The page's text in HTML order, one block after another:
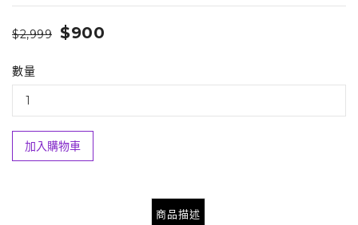
$2,999 $900
數量
加入購物車
商品描述